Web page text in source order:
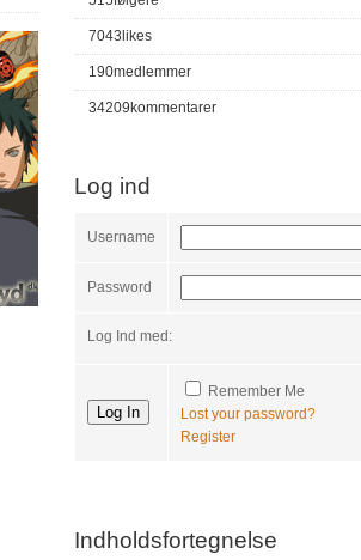
7043 likes
190medlemmer
34209 kommentarer
Log ind
Username
Password
Log Ind med:
Remember Me
Lost your password?
Register
Indholdsfortegnelse